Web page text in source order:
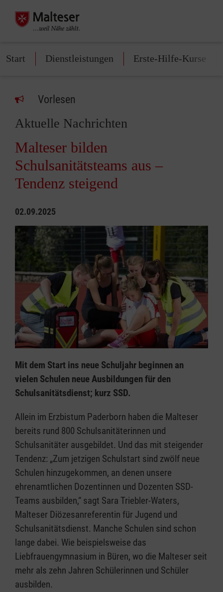
Start Dienstleistungen Erste-Hilfe-Kurse
Vorlesen
Aktuelle Nachrichten
Malteser bilden
Schulsanitätsteams aus –
Tendenz steigend
02.09.2025
Mit dem Start ins neue Schuljahr beginnen an
vielen Schulen neue Ausbildungen für den
Schulsanitätsdienst; kurz SSD.
Allein im Erzbistum Paderborn haben die Malteser
bereits rund 800 Schulsanitäterinnen und
Schulsanitäter ausgebildet. Und das mit steigender
Tendenz: „Zum jetzigen Schulstart sind zwölf neue
Schulen hinzugekommen, an denen unsere
ehrenamtlichen Dozentinnen und Dozenten SSD-
Teams ausbilden,“ sagt Sara Triebler-Waters,
Malteser Diözesanreferentin für Jugend und
Schulsanitätsdienst. Manche Schulen sind schon
lange dabei. Wie beispielsweise das
Liebfrauengymnasium in Büren, wo die Malteser seit
mehr als zehn Jahren Schülerinnen und Schüler
ausbilden.